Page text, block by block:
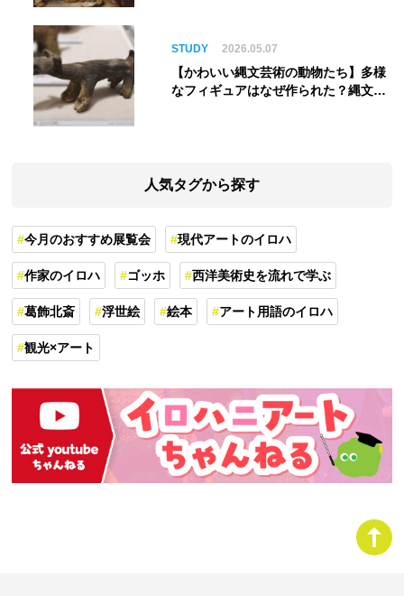
STUDY 2026.05.07
【かわいい縄文芸術の動物たち】多様
なフィギュアはなぜ作られた？縄文人
人気タグから探す
今月のおすすめ展覧会 現代アートのイロハ
作家のイロハ ゴッホ 西洋美術史を流れで学ぶ
葛飾北斎 浮世絵 絵本 アート用語のイロハ
観光×アート